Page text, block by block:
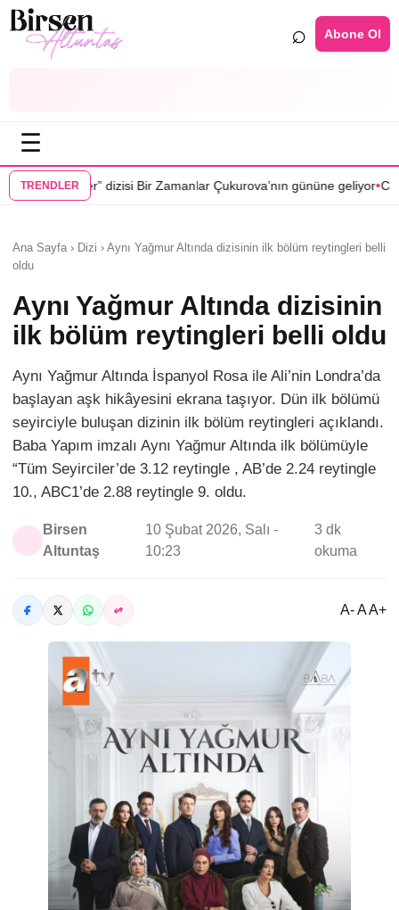
⌕ Abone Ol
☰
TRENDLER
Zamanlar Çukurova’nın gününe geliyor•Cenan Çamyurdu Karakuyu
Ana Sayfa › Dizi › Aynı Yağmur Altında dizisinin ilk bölüm reytingleri belli
oldu
Aynı Yağmur Altında dizisinin
ilk bölüm reytingleri belli oldu
Aynı Yağmur Altında İspanyol Rosa ile Ali’nin Londra’da
başlayan aşk hikâyesini ekrana taşıyor. Dün ilk bölümü
seyirciyle buluşan dizinin ilk bölüm reytingleri açıklandı.
Baba Yapım imzalı Aynı Yağmur Altında ilk bölümüyle
“Tüm Seyirciler’de 3.12 reytingle , AB’de 2.24 reytingle
10., ABC1’de 2.88 reytingle 9. oldu.
Birsen
Altuntaş
10 Şubat 2026, Salı -
10:23
3 dk
okuma
A- A A+